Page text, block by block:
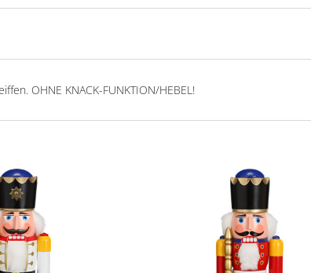
OHNE KNACK-FUNKTION/HEBEL!